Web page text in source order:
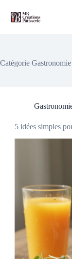
contenu
Catégorie Gastronomie
5 idées simples